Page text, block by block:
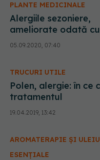
PLANTE MEDICINALE
Alergiile sezoniere,
ameliorate odată cu
înaintarea în vârstă
05.09.2020, 07:40
TRUCURI UTILE
Polen, alergie: în ce
tratamentul
19.04.2019, 13:42
AROMATERAPIE ȘI
ESENȚIALE